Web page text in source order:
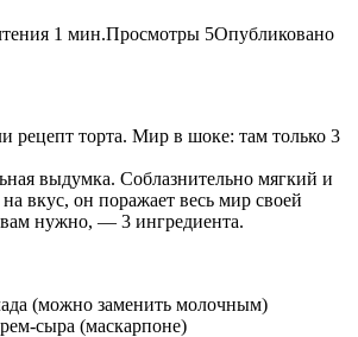
1 мин.Просмотры 5Опубликовано
рецепт торта. Мир в шоке: там только 3
выдумка. Соблазнительно мягкий и
вкус, он поражает весь мир своей
нужно, — 3 ингредиента.
(можно заменить молочным)
сыра (маскарпоне)